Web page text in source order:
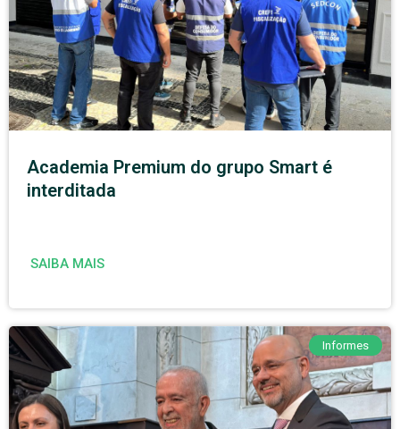
Academia Premium do grupo Smart é
interditada
SAIBA MAIS
Informes